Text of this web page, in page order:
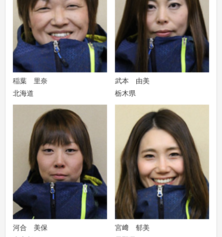
稲葉 里奈
北海道
武本 由美
栃木県
河合 美保
宮﨑 郁美